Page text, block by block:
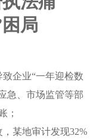
局
致企业“一年迎检数
急、市场监管等部
；
，某地审计发现32%